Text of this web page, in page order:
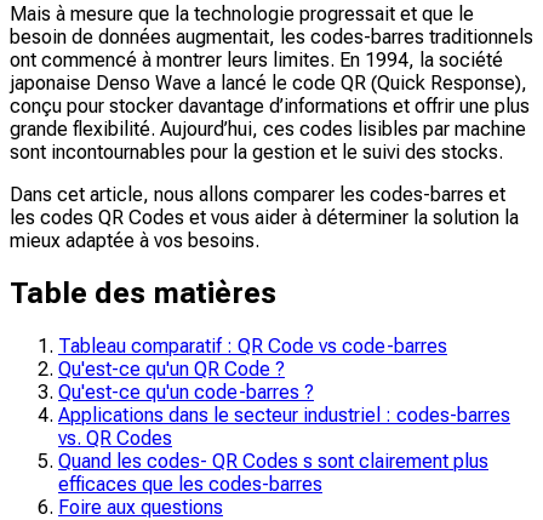
Mais à mesure que la technologie progressait et que le
besoin de données augmentait, les codes-barres traditionnels
ont commencé à montrer leurs limites. En 1994, la société
japonaise Denso Wave a lancé le code QR (Quick Response),
conçu pour stocker davantage d’informations et offrir une plus
grande flexibilité. Aujourd’hui, ces codes lisibles par machine
sont incontournables pour la gestion et le suivi des stocks.
Dans cet article, nous allons comparer les codes-barres et
les codes QR Codes et vous aider à déterminer la solution la
mieux adaptée à vos besoins.
Table des matières
Tableau comparatif : QR Code vs code-barres
Qu'est-ce qu'un QR Code ?
Qu'est-ce qu'un code-barres ?
Applications dans le secteur industriel : codes-barres
vs. QR Codes
Quand les codes- QR Codes s sont clairement plus
efficaces que les codes-barres
Foire aux questions